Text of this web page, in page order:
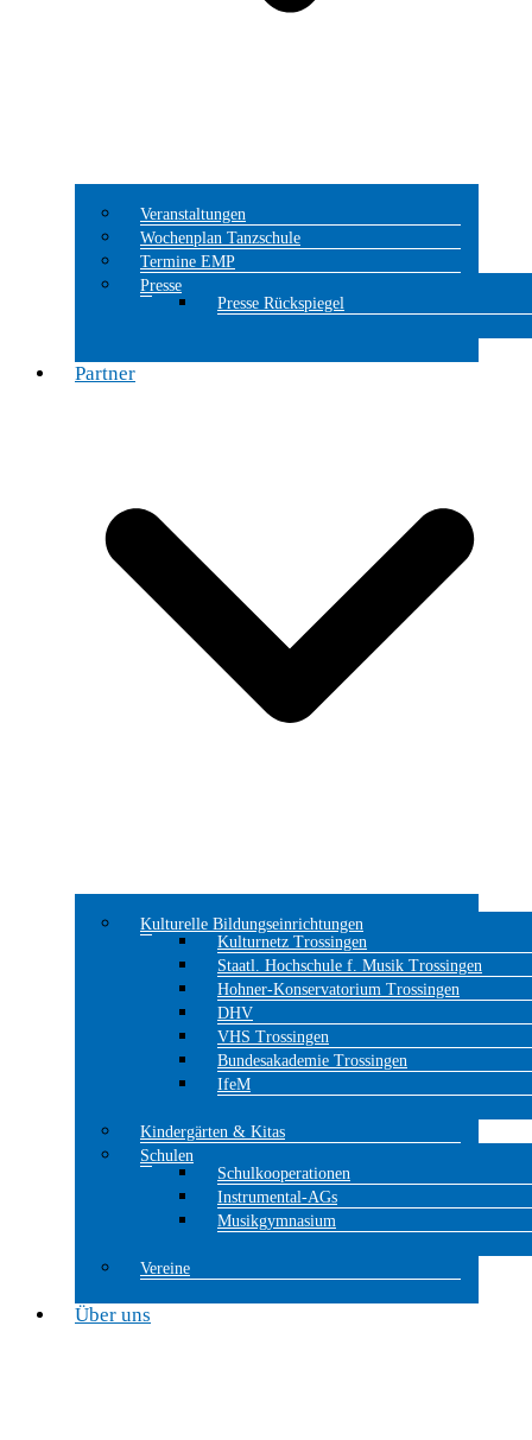
Veranstaltungen
Wochenplan Tanzschule
Termine EMP
Presse
Presse Rückspiegel
Partner
Kulturelle Bildungseinrichtungen
Kulturnetz Trossingen
Staatl. Hochschule f. Musik Trossingen
Hohner-Konservatorium Trossingen
DHV
VHS Trossingen
Bundesakademie Trossingen
IfeM
Kindergärten & Kitas
Schulen
Schulkooperationen
Instrumental-AGs
Musikgymnasium
Vereine
Über uns